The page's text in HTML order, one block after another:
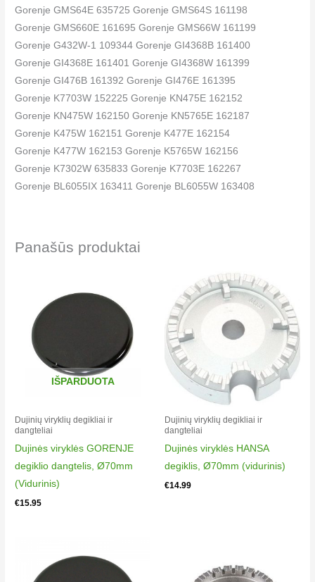
Gorenje GMS64E 635725 Gorenje GMS64S 161198
Gorenje GMS660E 161695 Gorenje GMS66W 161199
Gorenje G432W-1 109344 Gorenje GI4368B 161400
Gorenje GI4368E 161401 Gorenje GI4368W 161399
Gorenje GI476B 161392 Gorenje GI476E 161395
Gorenje K7703W 152225 Gorenje KN475E 162152
Gorenje KN475W 162150 Gorenje KN5765E 162187
Gorenje K475W 162151 Gorenje K477E 162154
Gorenje K477W 162153 Gorenje K5765W 162156
Gorenje K7302W 635833 Gorenje K7703E 162267
Gorenje BL6055IX 163411 Gorenje BL6055W 163408
Panašūs produktai
IŠPARDUOTA
Dujinių viryklių degikliai ir
dangteliai​
Dujinės viryklės GORENJE
degiklio dangtelis, Ø70mm
(Vidurinis)
€15.95
Dujinių viryklių degikliai ir
dangteliai​
Dujinės viryklės HANSA
degiklis, Ø70mm (vidurinis)
€14.99